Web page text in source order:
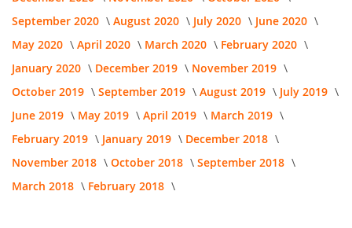
September 2020
August 2020 July 2020
June 2020
May 2020
April 2020 March 2020
February 2020
January 2020
December 2019
November 2019
October 2019
September 2019 August 2019
July 2019
June 2019
May 2019 April 2019
March 2019
February 2019
January 2019
December 2018
November 2018
October 2018
September 2018
March 2018
February 2018